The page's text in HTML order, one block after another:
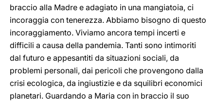
braccio alla Madre e adagiato in una mangiatoia, ci
incoraggia con tenerezza. Abbiamo bisogno di questo
incoraggiamento. Viviamo ancora tempi incerti e
difficili a causa della pandemia. Tanti sono intimoriti
dal futuro e appesantiti da situazioni sociali, da
problemi personali, dai pericoli che provengono dalla
crisi ecologica, da ingiustizie e da squilibri economici
planetari. Guardando a Maria con in braccio il suo